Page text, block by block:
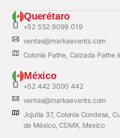
Querétaro
+52 552 9099 019
ventas@markaevents.com
Colonia Pathe, Calzada Pathe
México
+52 442 3000 442
ventas@markaevents.com
Jojutla 37, Colonia Condesa,
de México, CDMX, Mexico